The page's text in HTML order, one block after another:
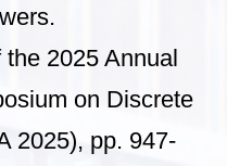
2025 Annual
on Discrete
2025), pp. 947-